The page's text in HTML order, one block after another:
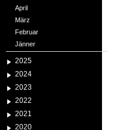
April
März
Februar
Jänner
2025
2024
2023
2022
2021
2020